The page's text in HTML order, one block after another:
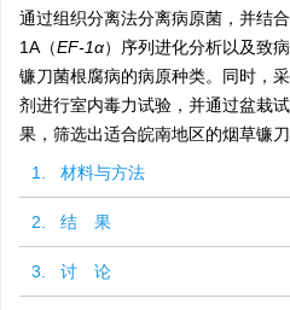
通过组织分离法分离病原菌，并结
1A（EF-1α）序列进化分析以及致
镰刀菌根腐病的病原种类。同时，
剂进行室内毒力试验，并通过盆栽
果，筛选出适合皖南地区的烟草镰
1. 材料与方法
2. 结 果
3. 讨 论